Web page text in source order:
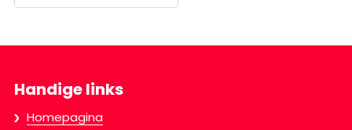
Handige links
Homepagina